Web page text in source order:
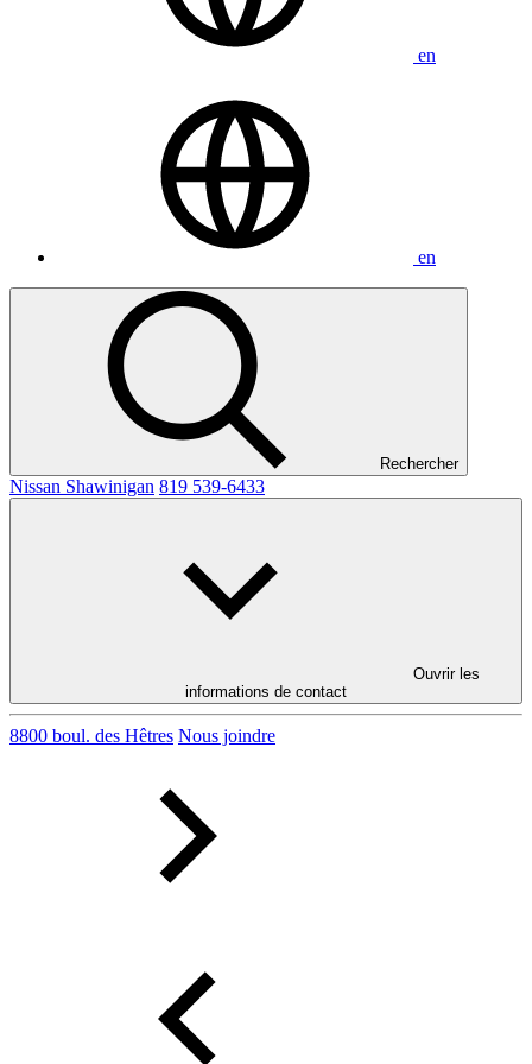
en
en
Rechercher
Nissan Shawinigan 819 539-6433
Ouvrir les
informations de contact
8800 boul. des Hêtres Nous joindre